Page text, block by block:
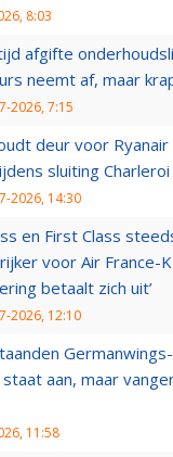
8:03
afgifte
neemt af, maar
2026, 7:15
deur voor
sluiting
2026, 14:30
en First Class
voor Air France-
betaalt zich uit’
2026, 12:10
aan, maar
11:58